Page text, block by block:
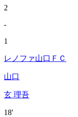
2
-
1
レノファ山口ＦＣ
山口
玄 理吾
18'